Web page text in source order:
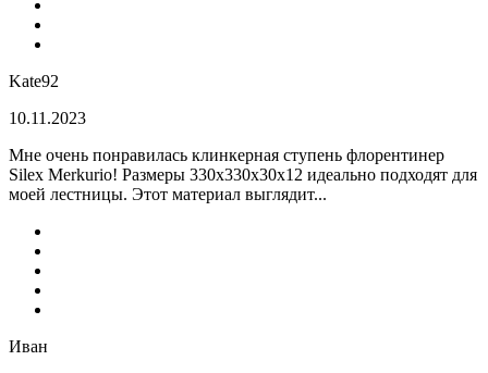
Kate92
10.11.2023
Мне очень понравилась клинкерная ступень флорентинер
Silex Merkurio! Размеры 330х330х30х12 идеально подходят для
моей лестницы. Этот материал выглядит...
Иван